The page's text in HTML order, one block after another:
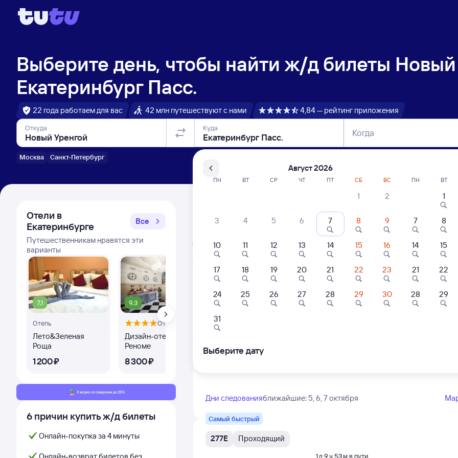
Выберите день, чтобы найти ж/д билеты
Екатеринбург Пасс.
22 года работаем для вас 42 млн путешествуют с нами 4,84 — рейтинг приложения
Откуда
Москва Санкт-Петербург
Куда Когда
Отели в
Екатеринбурге
Все
Путешественникам нравятся эти
варианты
7,1
Отель
Лето&Зеленая
Роща
1 ⁠200 ⁠₽
9,3
Отель
Дизайн-отель
Реноме
8 ⁠300 ⁠₽
Мини-отель
Stepanenkov
6 причин купить ж/д билеты
Онлайн-покупка за 4 минуты
Расписание поездов Новый Уренгой —
Расписание поездов Екатеринбург Пасс. — Новый Уренгой
Открыта продажа билетов на 4 ноября. Отправление и прибытие по местному
Тип вагона
Любой
377Г Проходящий
08:35
Дни следованияближайшие: 5, 6, 7 октября
Самый быстрый
277Е Проходящий
1 д 9 ч 53 м в пути
Август 2026
ПН ВТ СР ЧТ ПТ СБ ВС
1 2
3 4 5 6 7 8 9
10 11 12 13 14 15 16
17 18 19 20 21 22 23
24 25 26 27 28 29 30
31
ПН ВТ
1
7 8
14 15
21 22
28 29
Выберите дату